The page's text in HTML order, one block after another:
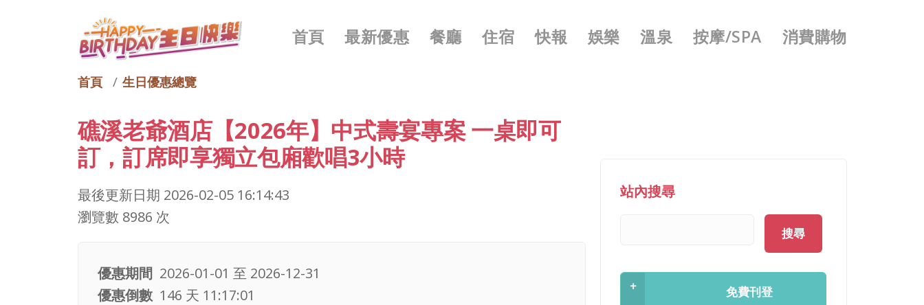
主導覽
首頁 最新優惠 餐廳 住宿 快報 娛樂 溫泉 按摩/SPA 消費購物
首頁 生日優惠總覽
礁溪老爺酒店【2026年】中式壽宴專案 一桌即可
訂，訂席即享獨立包廂歡唱3小時
最後更新日期 2026-02-05 16:14:43
瀏覽數 8986 次
優惠期間 2026-01-01 至 2026-12-31
優惠倒數 146 天 11:17:00
站內搜尋
搜尋
+ 免費刊登